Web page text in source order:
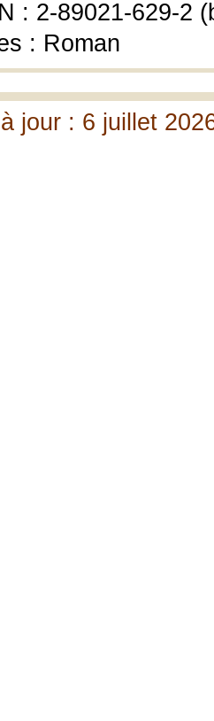
: 2-89021-629-2
: Roman
jour : 6 juillet